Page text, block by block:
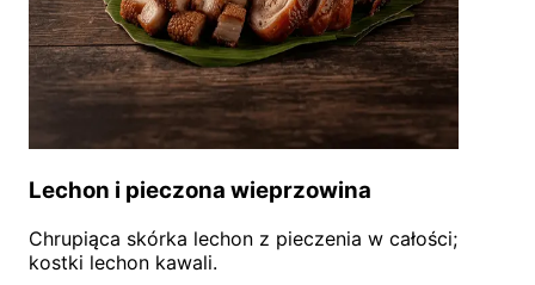
Lechon i pieczona wieprzowina
Chrupiąca skórka lechon z pieczenia w całości;
kostki lechon kawali.